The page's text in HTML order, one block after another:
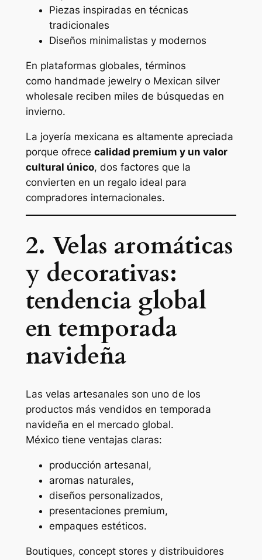
Piezas inspiradas en técnicas
tradicionales
Diseños minimalistas y modernos
En plataformas globales, términos
como handmade jewelryo Mexican silver
wholesale reciben miles de búsquedas en
invierno.
La joyería mexicana es altamente apreciada
porque ofrece calidad premium y un valor
cultural único, dos factores que la
convierten en un regalo ideal para
compradores internacionales.
2. Velas aromáticas
y decorativas:
tendencia global
en temporada
navideña
Las velas artesanales son uno de los
productos más vendidos en temporada
navideña en el mercado global.
México tiene ventajas claras:
producción artesanal,
aromas naturales,
diseños personalizados,
presentaciones premium,
empaques estéticos.
Boutiques, concept stores y distribuidores